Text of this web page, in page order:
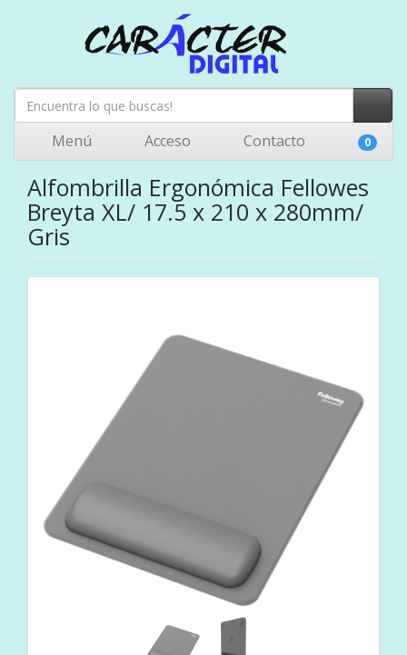
Menú Acceso Contacto 0
Alfombrilla Ergonómica Fellowes
Breyta XL/ 17.5 x 210 x 280mm/
Gris